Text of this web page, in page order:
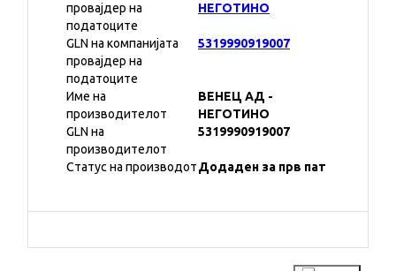
провајдер на
податоците
НЕГОТИНО
GLN на компанијата
провајдер на
податоците
5319990919007
Име на
производителот
ВЕНЕЦ АД -
НЕГОТИНО
GLN на
производителот
5319990919007
Статус на производотДодаден за прв пат